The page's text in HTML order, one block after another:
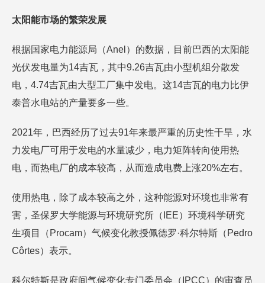
太阳能市场的繁荣发展
根据国家电力能源局（Anel）的数据，目前巴西的太阳能
光伏发电量为14吉瓦，其中9.26吉瓦由小型机组分散发
电，4.74吉瓦由大型工厂集中发电。这14吉瓦的电力比伊
泰普水电站的产量要多一些。
2021年，巴西经历了过去91年来最严重的历史性干旱，水
力发电厂可用于发电的水量减少，电力矩阵转向使用热
电，而热电厂的成本较高，从而造成电费上涨20%左右。
使用热电，除了成本较高之外，这种能源对环境也非常有
害，圣保罗大学能源与环境研究所（IEE）环境科学研究
生项目（Procam）气候变化教授佩德罗·科尔特斯（Pedro
Côrtes）表示。
科尔特斯是政府间气候变化专门委员会（IPCC）的审查员